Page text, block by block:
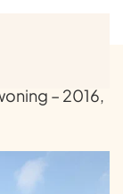
– 2016,